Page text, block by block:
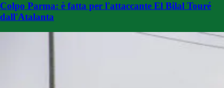
Colpo Parma: è fatta per l'attaccante El Bilal Touré
dall'Atalanta